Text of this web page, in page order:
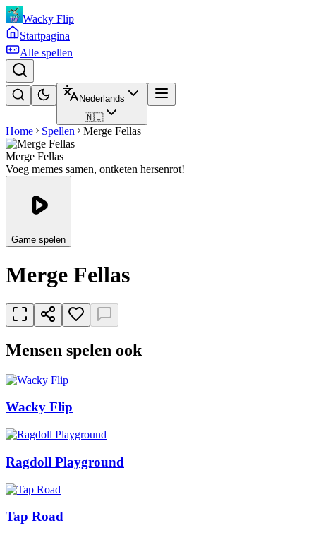
Wacky Flip
Startpagina
Alle spellen
Nederlands
🇳🇱
Home Spellen Merge Fellas
Merge Fellas
Voeg memes samen, ontketen hersenrot!
Game spelen
Merge Fellas
Mensen spelen ook
Wacky Flip
Ragdoll Playground
Tap Road